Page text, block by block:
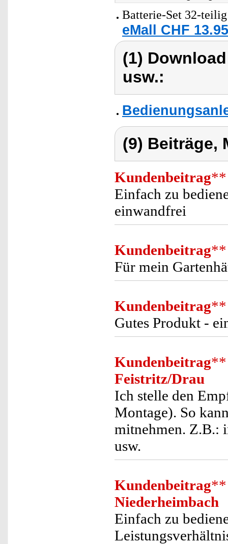
Batterie-Set 32-
eMall CHF
(1)
usw.:
(9) Beiträge,
Kundenbeitrag**
Einfach zu
einwandfrei
Kundenbeitrag**
Für mein
Kundenbeitrag**
Gutes Produkt -
Kundenbeitrag**
Feistritz/Drau
Ich stelle den
Montage). So
mitnehmen. Z.B.:
usw.
Kundenbeitrag**
Niederheimbach
Einfach zu